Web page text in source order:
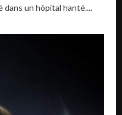
dans un hôpital hanté....